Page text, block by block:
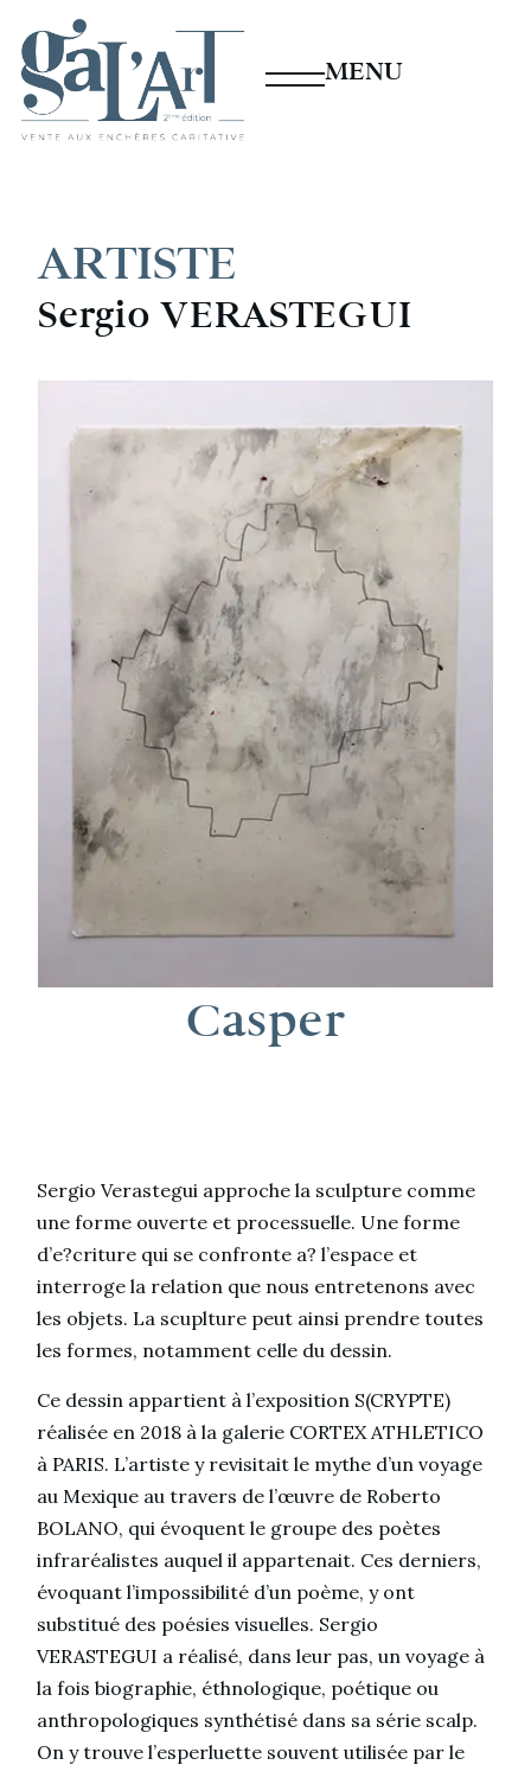
MENU
ARTISTE
Sergio VERASTEGUI
Casper
Sergio Verastegui approche la sculpture comme
une forme ouverte et processuelle. Une forme
d’e?criture qui se confronte a? l’espace et
interroge la relation que nous entretenons avec
les objets. La scuplture peut ainsi prendre toutes
les formes, notamment celle du dessin.
Ce dessin appartient à l’exposition S(CRYPTE)
réalisée en 2018 à la galerie CORTEX ATHLETICO
à PARIS. L’artiste y revisitait le mythe d’un voyage
au Mexique au travers de l’œuvre de Roberto
BOLANO, qui évoquent le groupe des poètes
infraréalistes auquel il appartenait. Ces derniers,
évoquant l’impossibilité d’un poème, y ont
substitué des poésies visuelles. Sergio
VERASTEGUI a réalisé, dans leur pas, un voyage à
la fois biographie, éthnologique, poétique ou
anthropologiques synthétisé dans sa série scalp.
On y trouve l’esperluette souvent utilisée par le